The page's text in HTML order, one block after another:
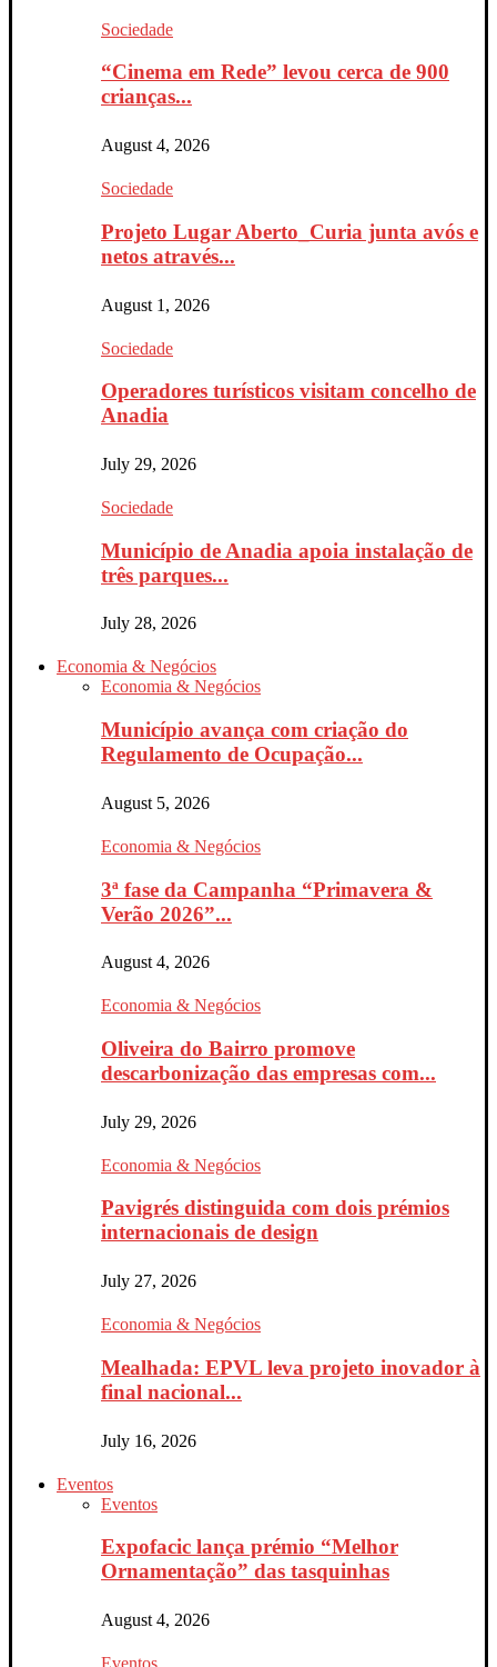
Sociedade
“Cinema em Rede” levou cerca de 900
crianças...
August 4, 2026
Sociedade
Projeto Lugar Aberto_Curia junta avós e
netos através...
August 1, 2026
Sociedade
Operadores turísticos visitam concelho de
Anadia
July 29, 2026
Sociedade
Município de Anadia apoia instalação de
três parques...
July 28, 2026
Economia & Negócios
Economia & Negócios
Município avança com criação do
Regulamento de Ocupação...
August 5, 2026
Economia & Negócios
3ª fase da Campanha “Primavera &
Verão 2026”...
August 4, 2026
Economia & Negócios
Oliveira do Bairro promove
descarbonização das empresas com...
July 29, 2026
Economia & Negócios
Pavigrés distinguida com dois prémios
internacionais de design
July 27, 2026
Economia & Negócios
Mealhada: EPVL leva projeto inovador à
final nacional...
July 16, 2026
Eventos
Eventos
Expofacic lança prémio “Melhor
Ornamentação” das tasquinhas
August 4, 2026
Eventos